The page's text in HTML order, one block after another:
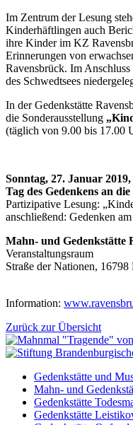
Im Zentrum der Lesung
Kinderhäftlingen auch
ihre Kinder im KZ
Erinnerungen von
Ravensbrück. Im
des Schwedtsees
In der Gedenkstätte
die Sonderausstellung
(täglich von 9.00 bis 17.00
Sonntag, 27. Januar
Tag des Gedenkens an
Partizipative Lesung:
anschließend: Gedenken
Mahn- und Gedenkstätte
Veranstaltungsraum
Straße der Nationen, 16798
Information:
Zurück zur Übersicht
Gedenkstätte und
Mahn- und
Gedenkstätte
Gedenkstätte